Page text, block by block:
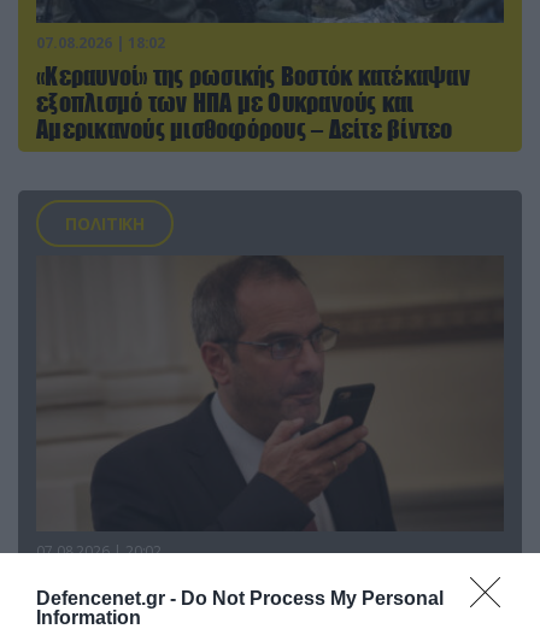
Defencenet.gr - Do Not Process My Personal
Information
07.08.2026 | 18:02
«Κεραυνοί» της ρωσικής Βοστόκ κατέκαψαν
εξοπλισμό των ΗΠΑ με Ουκρανούς και
Αμερικανούς μισθοφόρους – Δείτε βίντεο
ΠΟΛΙΤΙΚΗ
07.08.2026 | 20:02
Ο Γιάννης Αλαφούζος «τέλειωσε» τον
Κωνσταντίνο Ζούλα από τον ΣΚΑΪ – Ο λόγος της